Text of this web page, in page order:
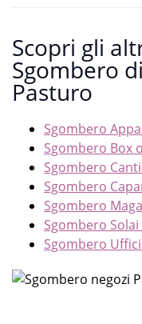
Scopri gli
Sgombero
Pasturo
Sgombero
Sgombero Box
Sgombero
Sgombero
Sgombero
Sgombero
Sgombero